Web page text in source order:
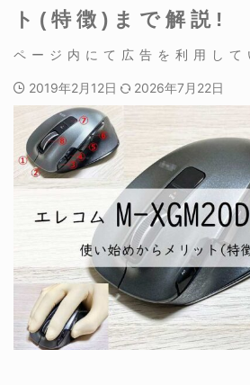
ト(特徴)まで解説!
2019年2月12日 2026年7月22日